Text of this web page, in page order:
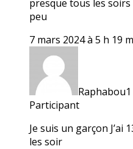
presque tous les soirs
peu
7 mars 2024 à 5 h 19
Raphabou1
Participant
Je suis un garçon J’ai
les soir